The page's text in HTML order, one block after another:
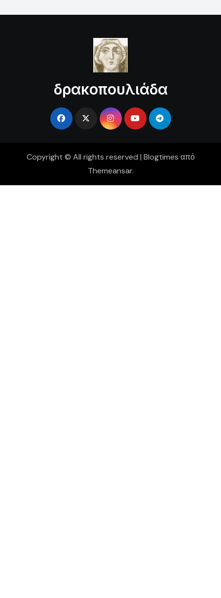
δρακοπουλιάδα
Copyright © All rights reserved | Blogtimes από
Themeansar.